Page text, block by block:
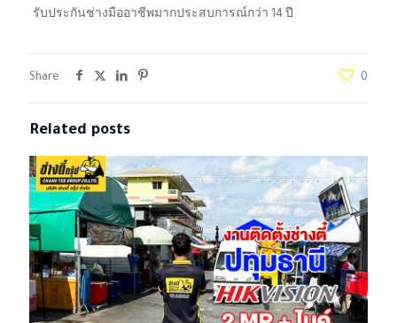
รับประกันช่างมืออาชีพมากประสบการณ์กว่า 14 ปี
Share 0
Related posts